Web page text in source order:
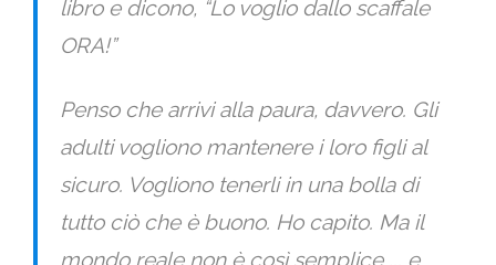
libro e dicono, “Lo voglio dallo scaffale
ORA!”
Penso che arrivi alla paura, davvero. Gli
adulti vogliono mantenere i loro figli al
sicuro. Vogliono tenerli in una bolla di
tutto ciò che è buono. Ho capito. Ma il
mondo reale non è così semplice ... e